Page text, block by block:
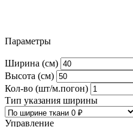
Параметры
Ширина (см)
Высота (см)
Кол-во (шт/м.погон)
Тип указания ширины
Управление